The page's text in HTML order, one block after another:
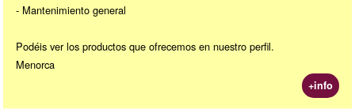
- Mantenimiento general
Podéis ver los productos que ofrecemos en nuestro perfil.
Menorca
+info